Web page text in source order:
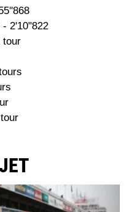
2'10''822
tour